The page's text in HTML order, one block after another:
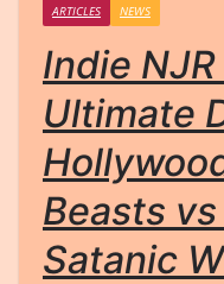
ARTICLES NEWS
Indie
Ultimate
Beasts
Satanic